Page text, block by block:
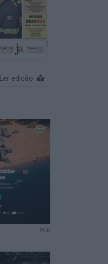
Ler edição
PUB